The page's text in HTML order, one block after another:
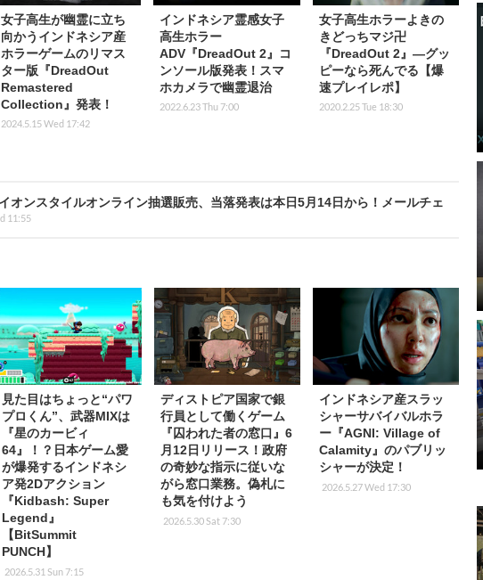
女子高生が幽霊に立ち
向かうインドネシア産
ホラーゲームのリマス
ター版『DreadOut
Remastered
Collection』発表！
2024.5.15 Wed 17:42
インドネシア霊感女子
高生ホラー
ADV『DreadOut 2』コ
ンソール版発表！スマ
ホカメラで幽霊退治
2022.6.23 Thu 7:00
女子高生ホラーよきの
きどっちマジ卍
『DreadOut 2』―グッ
ピーなら死んでる【爆
速プレイレポ】
2020.2.25 Tue 18:30
オンスタイルオンライン抽選販売、当落発表は本日5月14日から！メールチェ
11:55
見た目はちょっと“パワ
プロくん”、武器MIXは
『星のカービィ
64』！？日本ゲーム愛
が爆発するインドネシ
ア発2Dアクション
『Kidbash: Super
Legend』
【BitSummit
PUNCH】
2026.5.31 Sun 7:15
ディストピア国家で銀
行員として働くゲーム
『囚われた者の窓口』6
月12日リリース！政府
の奇妙な指示に従いな
がら窓口業務。偽札に
も気を付けよう
2026.5.30 Sat 7:30
インドネシア産スラッ
シャーサバイバルホラ
ー『AGNI: Village of
Calamity』のパブリッ
シャーが決定！
2026.5.27 Wed 17:30